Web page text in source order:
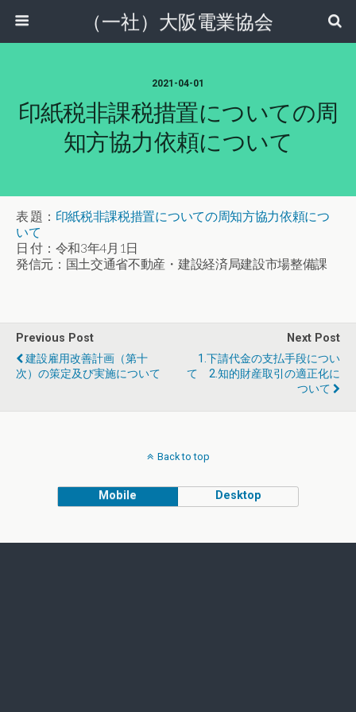
（一社）大阪電業協会
2021-04-01
印紙税非課税措置についての周
知方協力依頼について
表 題： 印紙税非課税措置についての周知方協力依頼につ
いて
日 付：令和3年4月1日
発信元：国土交通省不動産・建設経済局建設市場整備課
Previous Post
建設雇用改善計画（第十
次）の策定及び実施について
Next Post
1.下請代金の支払手段につい
て 2.知的財産取引の適正化に
ついて
Back to top
Mobile Desktop